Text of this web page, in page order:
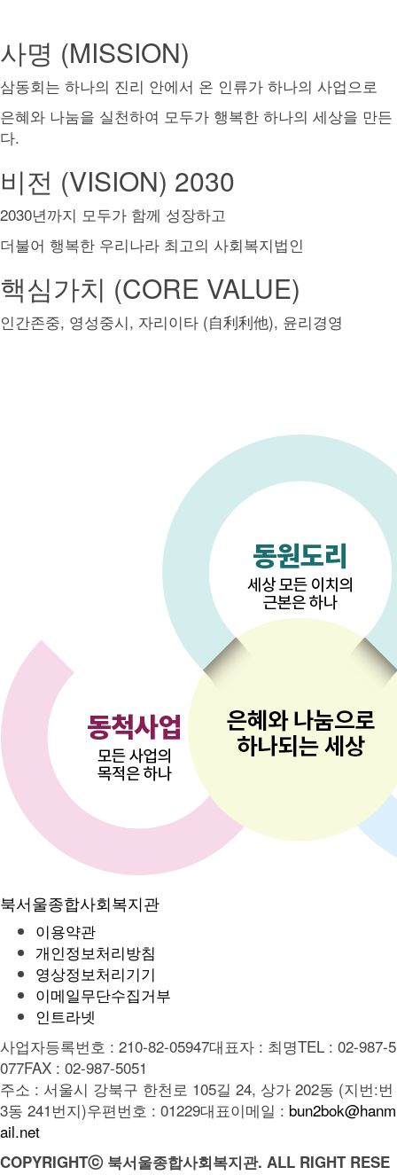
사명 (MISSION)
삼동회는 하나의 진리 안에서 온 인류가 하나의 사업으로
은혜와 나눔을 실천하여 모두가 행복한 하나의 세상을 만든
다.
비전 (VISION) 2030
2030년까지 모두가 함께 성장하고
더불어 행복한 우리나라 최고의 사회복지법인
핵심가치 (CORE VALUE)
인간존중, 영성중시, 자리이타 (自利利他), 윤리경영
북서울종합사회복지관
이용약관
개인정보처리방침
영상정보처리기기
이메일무단수집거부
인트라넷
사업자등록번호 : 210-82-05947대표자 : 최명TEL : 02-987-5
077FAX : 02-987-5051
주소 : 서울시 강북구 한천로 105길 24, 상가 202동 (지번:번
3동 241번지)우편번호 : 01229대표이메일 : bun2bok@hanm
ail.net
COPYRIGHTⓒ 북서울종합사회복지관. ALL RIGHT RESE